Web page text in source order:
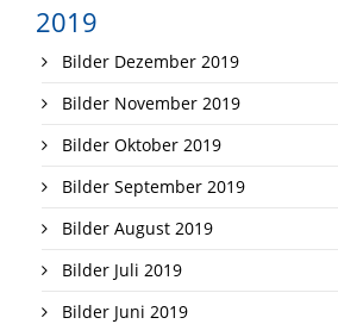
2019
Bilder Dezember 2019
Bilder November 2019
Bilder Oktober 2019
Bilder September 2019
Bilder August 2019
Bilder Juli 2019
Bilder Juni 2019